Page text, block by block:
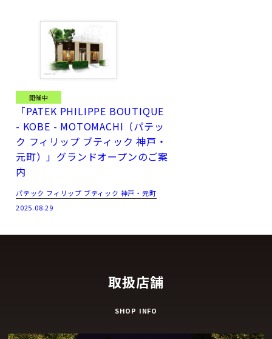
開催中
「PATEK PHILIPPE BOUTIQUE
- KOBE - MOTOMACHI（パテッ
ク フィリップ ブティック 神戸・
元町）」グランドオープンのご案
内
パテック フィリップ ブティック 神戸・元町
2025.08.29
取扱店舗
SHOP INFO